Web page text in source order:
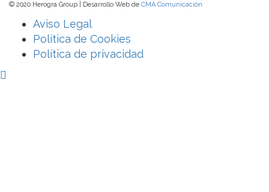
© 2020 Herogra Group | Desarrollo Web de CMA Comunicación
Aviso Legal
Política de Cookies
Política de privacidad